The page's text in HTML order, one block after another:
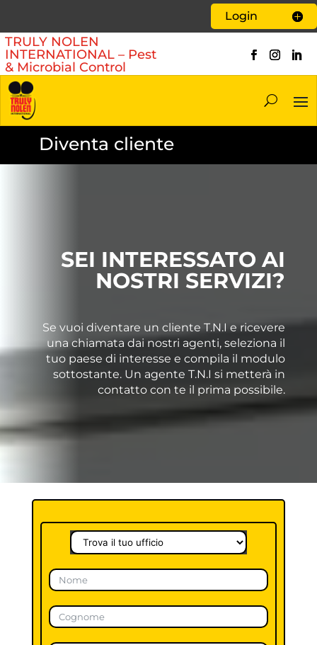
Login
TRULY NOLEN
INTERNATIONAL – Pest
& Microbial Control
Diventa cliente
SEI INTERESSATO AI
NOSTRI SERVIZI?
Se vuoi diventare un cliente T.N.I e ricevere
una chiamata dai nostri agenti, seleziona il
tuo paese di interesse e compila il modulo
sottostante. Un agente T.N.I si metterà in
contatto con te il prima possibile.